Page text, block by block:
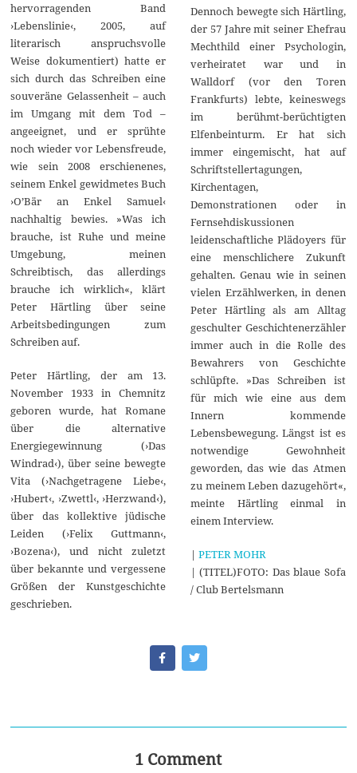
hervorragenden Band
›Lebenslinie‹, 2005, auf
literarisch anspruchsvolle
Weise dokumentiert) hatte er
sich durch das Schreiben eine
souveräne Gelassenheit – auch
im Umgang mit dem Tod –
angeeignet, und er sprühte
noch wieder vor Lebensfreude,
wie sein 2008 erschienenes,
seinem Enkel gewidmetes Buch
›O’Bär an Enkel Samuel‹
nachhaltig bewies. »Was ich
brauche, ist Ruhe und meine
Umgebung, meinen
Schreibtisch, das allerdings
brauche ich wirklich«, klärt
Peter Härtling über seine
Arbeitsbedingungen zum
Schreiben auf.
Peter Härtling, der am 13.
November 1933 in Chemnitz
geboren wurde, hat Romane
über die alternative
Energiegewinnung (›Das
Windrad‹), über seine bewegte
Vita (›Nachgetragene Liebe‹,
›Hubert‹, ›Zwettl‹, ›Herzwand‹),
über das kollektive jüdische
Leiden (›Felix Guttmann‹,
›Bozena‹), und nicht zuletzt
über bekannte und vergessene
Größen der Kunstgeschichte
geschrieben.
Dennoch bewegte sich Härtling,
der 57 Jahre mit seiner Ehefrau
Mechthild einer Psychologin,
verheiratet war und in
Walldorf (vor den Toren
Frankfurts) lebte, keineswegs
im berühmt-berüchtigten
Elfenbeinturm. Er hat sich
immer eingemischt, hat auf
Schriftstellertagungen,
Kirchentagen,
Demonstrationen oder in
Fernsehdiskussionen
leidenschaftliche Plädoyers für
eine menschlichere Zukunft
gehalten. Genau wie in seinen
vielen Erzählwerken, in denen
Peter Härtling als am Alltag
geschulter Geschichtenerzähler
immer auch in die Rolle des
Bewahrers von Geschichte
schlüpfte. »Das Schreiben ist
für mich wie eine aus dem
Innern kommende
Lebensbewegung. Längst ist es
notwendige Gewohnheit
geworden, das wie das Atmen
zu meinem Leben dazugehört«,
meinte Härtling einmal in
einem Interview.
| PETER MOHR
| (TITEL)FOTO: Das blaue Sofa
/ Club Bertelsmann
1 Comment